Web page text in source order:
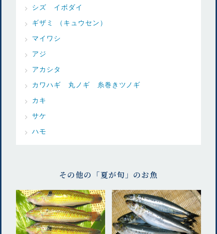
シズ イボダイ
ギザミ （キュウセン）
マイワシ
アジ
アカシタ
カワハギ 丸ノギ 糸巻きツノギ
カキ
サケ
ハモ
その他の「夏が旬」のお魚